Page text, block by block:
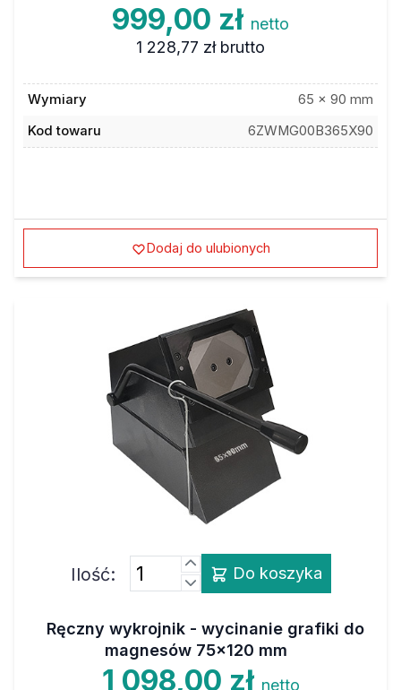
999,00 zł netto
1 228,77 zł brutto
Wymiary
65 x 90 mm
Kod towaru
6ZWMG00B365X90
Dodaj do ulubionych
Ilość: Do koszyka
Ręczny wykrojnik - wycinanie grafiki do
magnesów 75x120 mm
1 098,00 zł netto